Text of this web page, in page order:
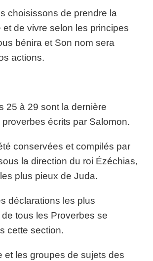
choisissons de prendre la
et de vivre selon les principes
bénira et Son nom sera
actions.
25 à 29 sont la dernière
écrits par Salomon.
conservées et compilés par
la direction du roi Ézéchias,
les plus pieux de Juda.
déclarations les plus
tous les Proverbes se
cette section.
et les groupes de sujets des